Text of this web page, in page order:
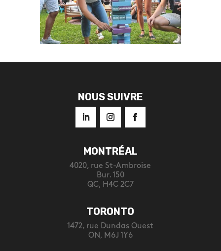
NOUS SUIVRE
MONTRÉAL
4020, rue St-Ambroise
Bur. 150
QC, H4C 2C7
TORONTO
1472, rue Dundas Ouest
ON, M6J 1Y6